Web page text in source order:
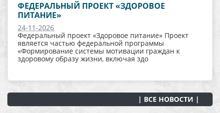
ФЕДЕРАЛЬНЫЙ ПРОЕКТ «ЗДОРОВОЕ
ПИТАНИЕ»
24-11-2026
Федеральный проект «Здоровое питание» Проект
является частью федеральной программы
«Формирование системы мотивации граждан к
здоровому образу жизни, включая здо
| ВСЕ НОВОСТИ |